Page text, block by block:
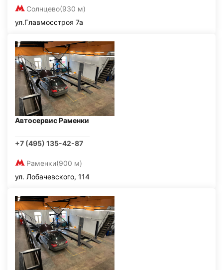
Солнцево(930 м)
ул.Главмосстроя 7а
Автосервис Раменки
+7 (495) 135-42-87
Раменки(900 м)
ул. Лобачевского, 114